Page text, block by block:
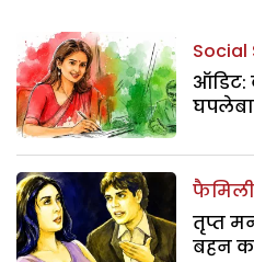
Social
ऑडिट:
फैमिली
तृप्त
बहन